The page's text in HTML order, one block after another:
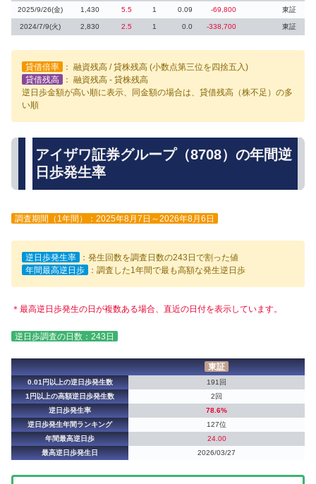
2025/9/26(金) 1,430 5.5 1 0.09 -69,800 東証
2024/7/9(火) 2,830 2.5 1 0.0 -338,700 東証
貸借倍率
： 融資残高 / 貸株残高 (小数点第三位を四捨五入)
貸借残高
： 融資残高 - 貸株残高
逆日歩金額が高い順に表示、同金額の場合は、貸借残高（株不足）の多
い順
アイザワ証券グループ（8708）の年間逆
日歩発生率
調査期間（1年間）：2025年8月7日～2026年8月6日
逆日歩発生率
：発生回数を調査日数の243日で割った値
年間最高逆日歩
：調査した1年間で最も高額な発生逆日歩
＊最高逆日歩発生の日が複数ある場合、直近の日付を表示しています。
逆日歩調査の日数：243日
東証
0.01円以上の逆日歩発生数
191回
1円以上の高額逆日歩発生数
2回
逆日歩発生率
78.6%
逆日歩発生年間ランキング
127位
年間最高逆日歩
24.00
最高逆日歩発生日
2026/03/27